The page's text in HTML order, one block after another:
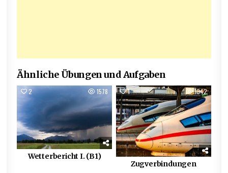
Ähnliche Übungen und Aufgaben
2 1578
Wetterbericht I. (B1)
1 1042
Zugverbindungen